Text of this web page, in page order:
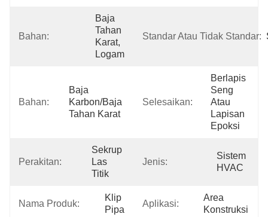
Bahan:
Baja
Tahan
Karat,
Logam
Standar Atau Tidak Standar:
Bahan:
Baja
Karbon/Baja
Tahan Karat
Selesaikan:
Berlapis
Seng
Atau
Lapisan
Epoksi
Perakitan:
Sekrup
Las
Titik
Jenis:
Sistem
HVAC
Nama Produk:
Klip
Pipa
Aplikasi:
Area
Konstruksi